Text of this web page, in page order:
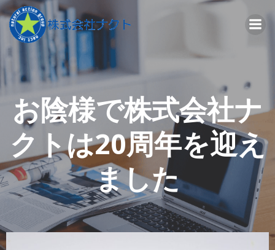
ス
キ
ッ
プ
お陰様で株式会社ナ
クトは20周年を迎え
ました